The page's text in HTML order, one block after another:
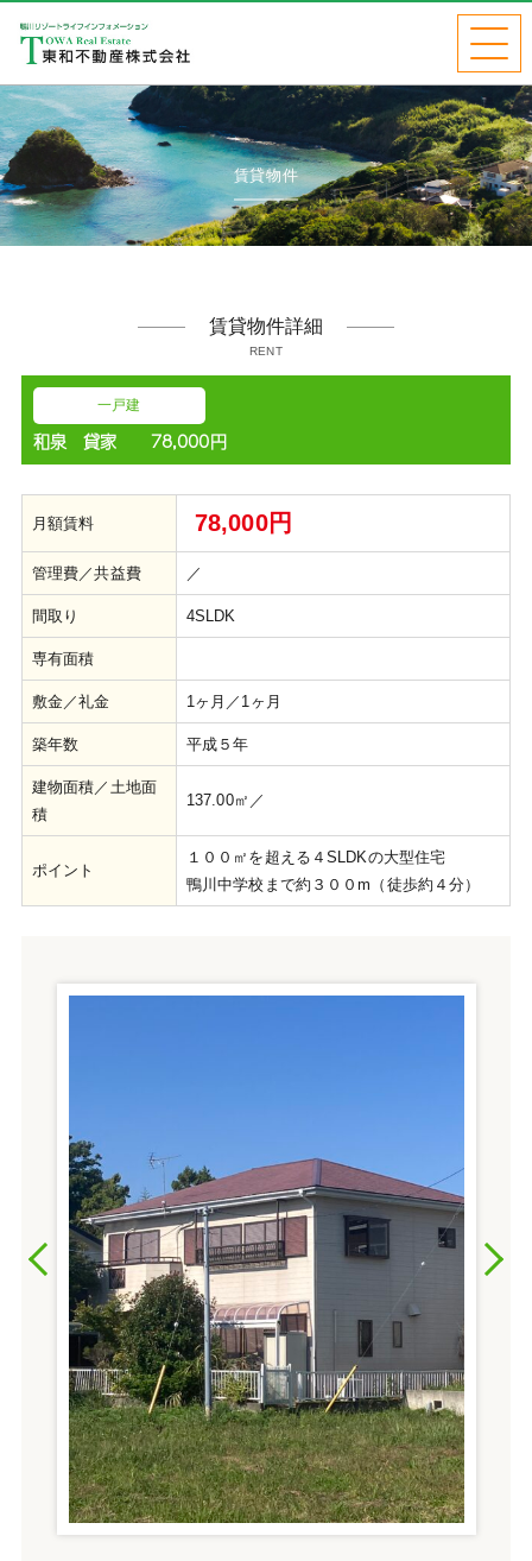
賃貸物件
賃貸物件詳細
RENT
一戸建
和泉 貸家 78,000円
月額賃料 78,000円
管理費／共益費 ／
間取り 4SLDK
専有面積
敷金／礼金 1ヶ月／1ヶ月
築年数 平成５年
建物面積／土地面
積
137.00㎡／
ポイント
１００㎡を超える４SLDKの大型住宅
鴨川中学校まで約３００m（徒歩約４分）